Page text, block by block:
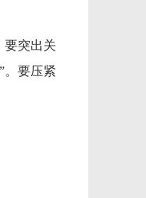
要突出关
。要压紧